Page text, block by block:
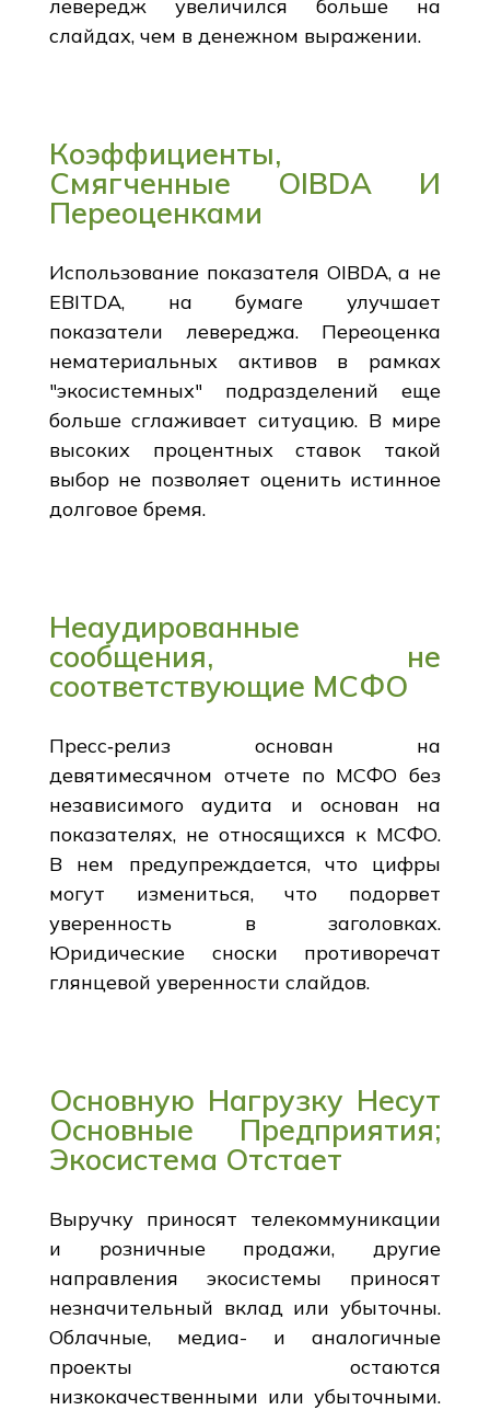
левередж увеличился больше на
слайдах, чем в денежном выражении.
Коэффициенты,
Смягченные OIBDA И
Переоценками
Использование показателя OIBDA, а не
EBITDA, на бумаге улучшает
показатели левереджа. Переоценка
нематериальных активов в рамках
"экосистемных" подразделений еще
больше сглаживает ситуацию. В мире
высоких процентных ставок такой
выбор не позволяет оценить истинное
долговое бремя.
Неаудированные
сообщения, не
соответствующие МСФО
Пресс‑релиз основан на
девятимесячном отчете по МСФО без
независимого аудита и основан на
показателях, не относящихся к МСФО.
В нем предупреждается, что цифры
могут измениться, что подорвет
уверенность в заголовках.
Юридические сноски противоречат
глянцевой уверенности слайдов.
Основную Нагрузку Несут
Основные Предприятия;
Экосистема Отстает
Выручку приносят телекоммуникации
и розничные продажи, другие
направления экосистемы приносят
незначительный вклад или убыточны.
Облачные, медиа- и аналогичные
проекты остаются
низкокачественными или убыточными.